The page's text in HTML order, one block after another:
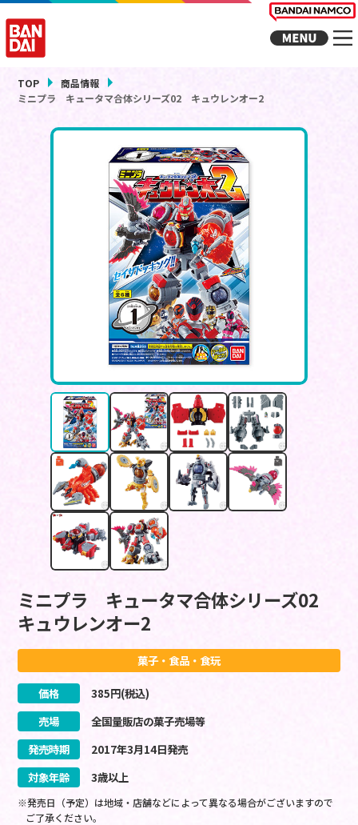
TOP
商品情報
ミニプラ キュータマ合体シリーズ02 キュウレンオー2
ミニプラ キュータマ合体シリーズ02
キュウレンオー2
菓子・食品・食玩
価格 385円(税込)
売場
全国量販店の菓子売場等
発売時期
2017年3月14日発売
対象年齢
3歳以上
※発売日（予定）は地域・店舗などによって異なる場合がございますので
ご了承ください。